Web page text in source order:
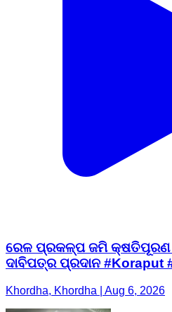
ରେଳ ପ୍ରକଳ୍ପ ଜମି କ୍ଷତିପୂରଣ
ଦାବିପତ୍ର ପ୍ରଦାନ #Koraput
Khordha, Khordha | Aug 6, 2026